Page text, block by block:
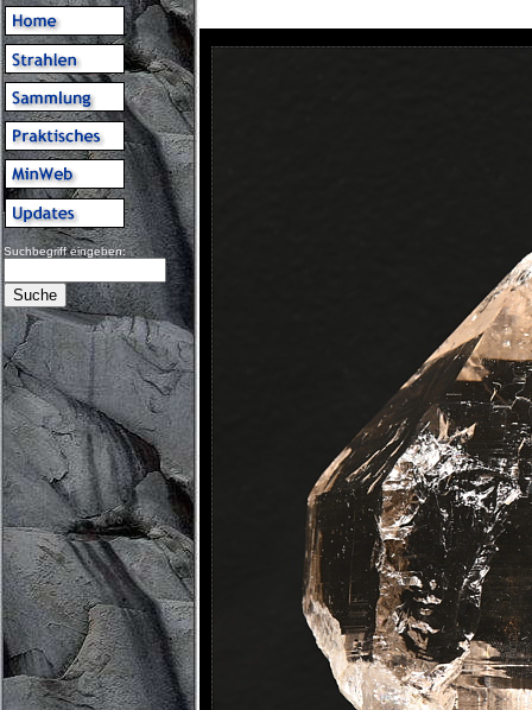
Suchbegriff eingeben: